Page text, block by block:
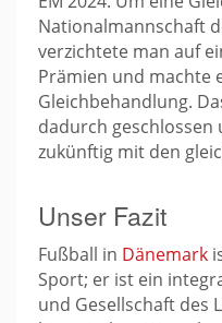
Nationalmannschaft
verzichtete man auf
Prämien und machte
Gleichbehandlung.
dadurch geschlossen
zukünftig mit den
Unser Fazit
Fußball in Dänemark
Sport; er ist ein
und Gesellschaft des